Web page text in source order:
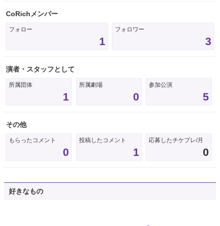
CoRichメンバー
フォロー
1
フォロワー
3
演者・スタッフとして
所属団体
1
所属劇場
0
参加公演
5
その他
もらったコメント
0
投稿したコメント
1
応募したチケプレ/月
0
好きなもの